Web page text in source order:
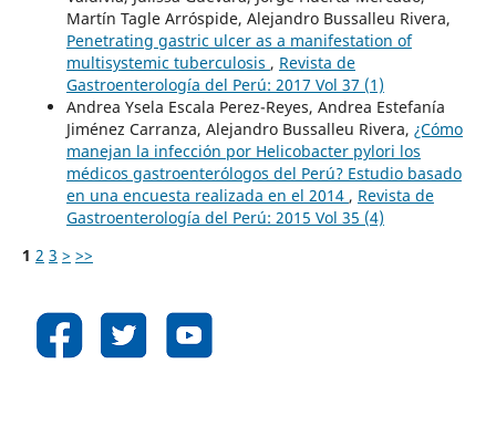
Martín Tagle Arróspide, Alejandro Bussalleu Rivera,
Penetrating gastric ulcer as a manifestation of
multisystemic tuberculosis , Revista de
Gastroenterología del Perú: 2017 Vol 37 (1)
Andrea Ysela Escala Perez-Reyes, Andrea Estefanía
Jiménez Carranza, Alejandro Bussalleu Rivera, ¿Cómo
manejan la infección por Helicobacter pylori los
médicos gastroenterólogos del Perú? Estudio basado
en una encuesta realizada en el 2014 , Revista de
Gastroenterología del Perú: 2015 Vol 35 (4)
1 2 3 > >>